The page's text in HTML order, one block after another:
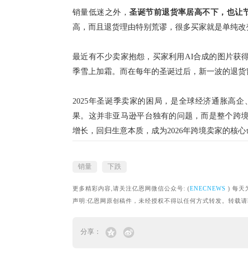
销量低迷之外，圣诞节前退货率居高不下，也让
高，而且退货理由特别荒谬，很多买家就是单纯
最近有不少卖家抱怨，买家利用 AI合成的图片获
季雪上加霜。而在每年的圣诞过后，新一波的退
2025年圣诞季卖家的 困局，是全球经济通胀高
果。 这并非亚马逊平台独有的问题，而是整个跨
增长，回归生意本质，成为2026年跨境卖家的核心
销量 下跌
更多精彩内容,请关注亿恩网微信公众号: (ENECNEWS ) 每天
声明:亿恩网原创稿件，未经授权不得以任何方式转发。转载
分享：